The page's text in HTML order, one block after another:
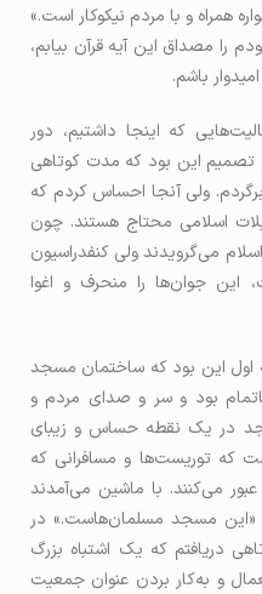
همراه و با مردم نیکوکار است.»
را مصداق این آیه قرآن بیابم،
باشم.
که اینجا داشتیم، دور
این بود که مدت کوتاهی
ولی آنجا احساس کردم که
اسلامی محتاج هستند. چون
می‌گرویدند ولی کنفدراسیون
جوا‌‌‌ن‌ها را منحرف و اغوا
اول این بود که ساختمان مسجد
بود و سر و صدای مردم و
در یک نقطه حساس و زیبای
که توریست‌ها و مسافرانی که
می‌کنند. با ماشین می‌آمدند
«این مسجد مسلمان‌هاست.» در
دریافتم که یک اشتباه بزرگ
و به‌کار بردن عنوان جمعیت